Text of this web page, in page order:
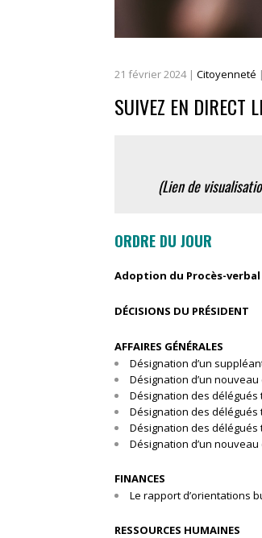
21 février2024| Citoyenneté |
SUIVEZ EN DIRECT
(Lien de
ORDRE DU JOUR
Adoption du Procès-verbal
DÉCISIONS DU PRÉSIDENT
AFFAIRES GÉNÉRALES
Désignation d’un
Désignation d’un
Désignation des
Désignation des délégués
Désignation des délégués
Désignation d’un
FINANCES
Le rapport d’orientations
RESSOURCES HUMAINES